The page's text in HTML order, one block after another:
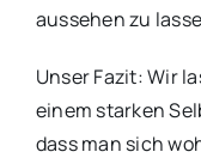
aussehen zu
Unser Fazit: Wir
einem starken
dass man sich